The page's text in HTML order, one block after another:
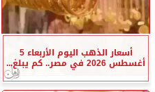
أسعار الذهب اليوم الأربعاء 5
أغسطس 2026 في مصر.. كم يبلغ...